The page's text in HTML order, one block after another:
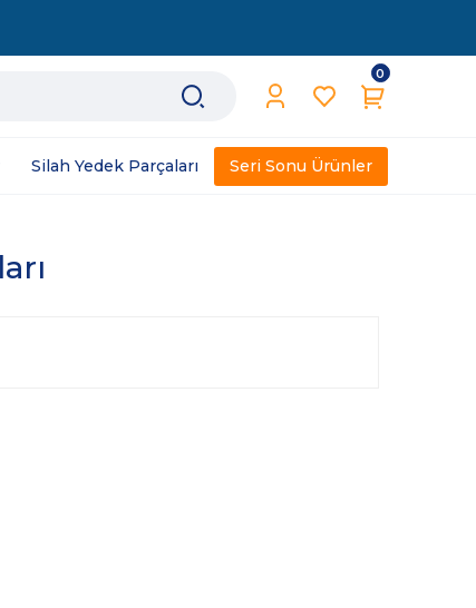
0
Silah Yedek Parçaları Seri Sonu Ürünler